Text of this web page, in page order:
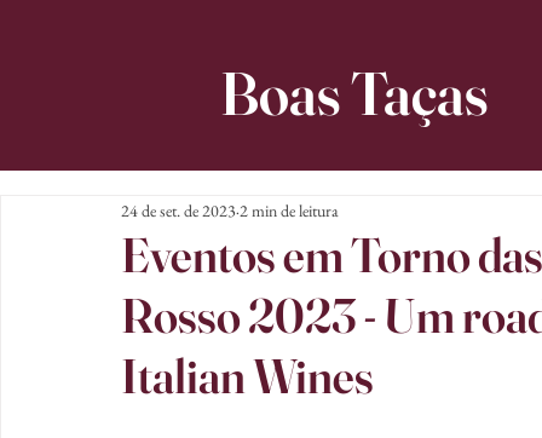
Boas Taças
Eventos em Torno
Rosso 2023 - Um
Italian Wines
24 de set. de 2023 2 min de leitura